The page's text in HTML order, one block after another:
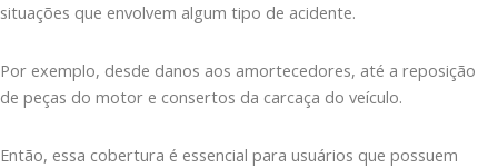
situações que envolvem algum tipo de acidente.
Por exemplo, desde danos aos amortecedores, até a reposição
de peças do motor e consertos da carcaça do veículo.
Então, essa cobertura é essencial para usuários que possuem